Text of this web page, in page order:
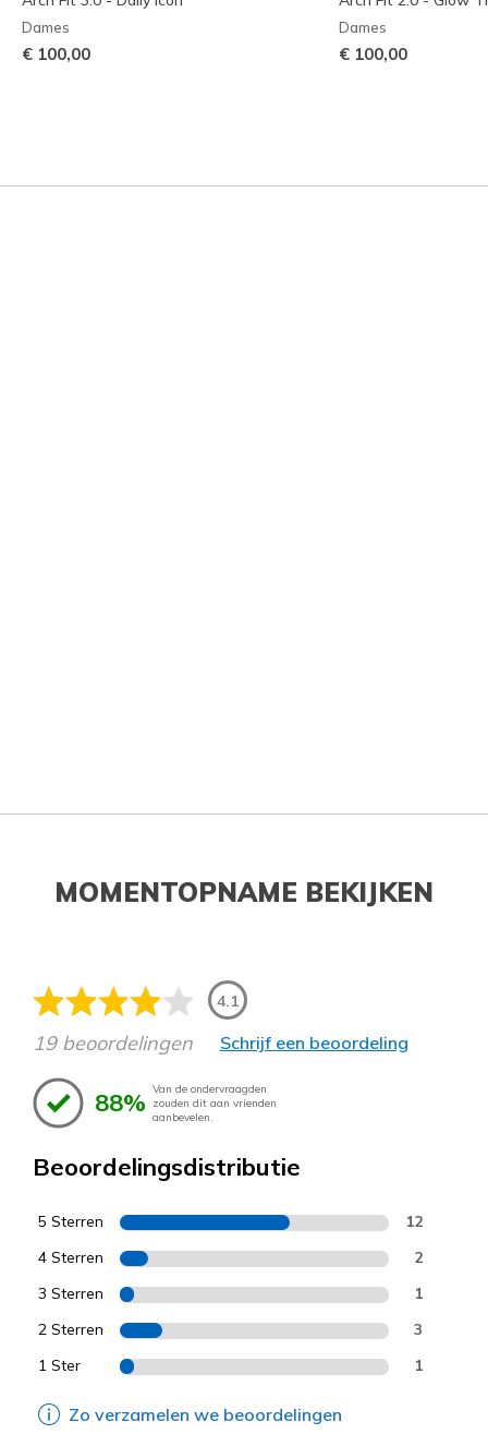
Dames
€ 100,00
Dames
€ 100,00
MOMENTOPNAME BEKIJKEN
4.1
19 beoordelingen Schrijf een beoordeling
88% Van de ondervraagden
zouden dit aan vrienden
aanbevelen.
Beoordelingsdistributie
5 Sterren 12
4 Sterren 2
3 Sterren 1
2 Sterren 3
1 Ster 1
Zo verzamelen we beoordelingen